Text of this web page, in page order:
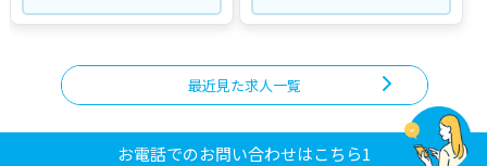
最近見た求人一覧
お電話でのお問い合わせはこちら1